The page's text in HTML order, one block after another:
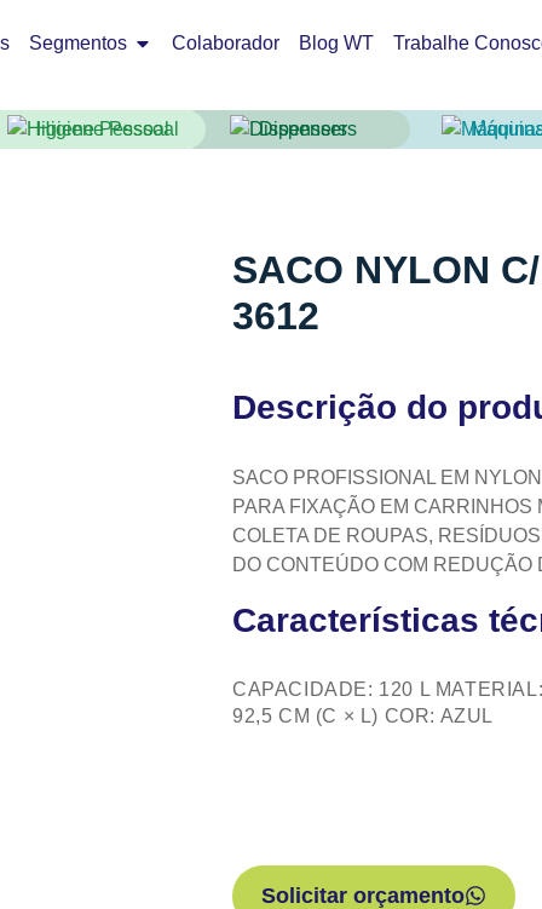
Segmentos Colaborador Blog WT Trabalhe
Higiene Pessoal Dispensers
SACO NYLON
3612
Descrição do
SACO PROFISSIONAL EM
PARA FIXAÇÃO EM
COLETA DE ROUPAS,
DO CONTEÚDO COM REDUÇÃO
Características
CAPACIDADE: 120 L
92,5 CM (C × L) COR: AZUL
Solicitar orçamento